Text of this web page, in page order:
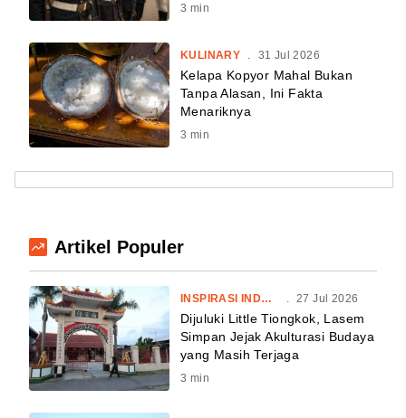
3 min
KULINARY . 31 Jul 2026
Kelapa Kopyor Mahal Bukan
Tanpa Alasan, Ini Fakta
Menariknya
3 min
Artikel Populer
INSPIRASI INDONESIA . 27 Jul 2026
Dijuluki Little Tiongkok, Lasem
Simpan Jejak Akulturasi Budaya
yang Masih Terjaga
3 min